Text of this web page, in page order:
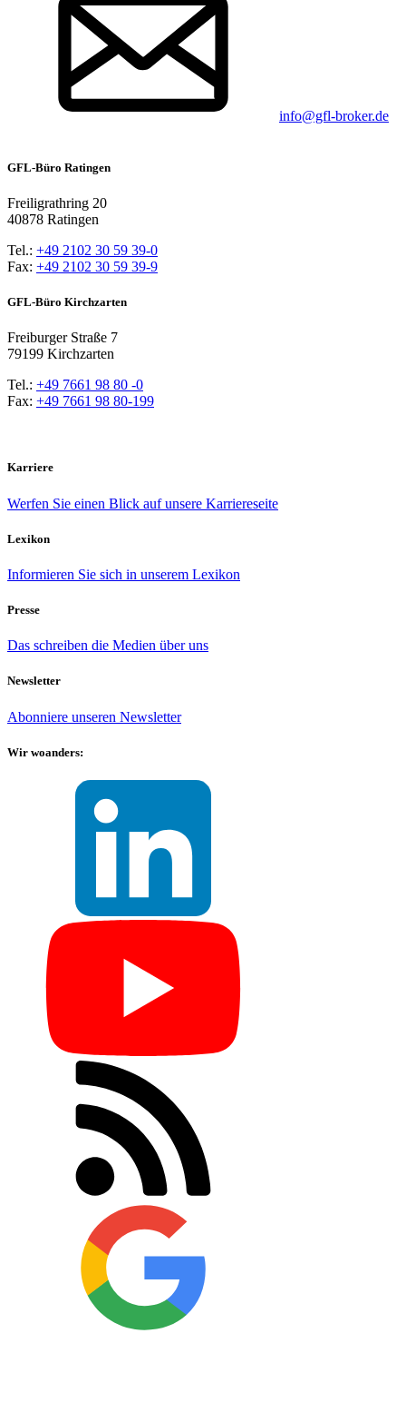
info@gfl-broker.de
GFL-Büro Ratingen
Freiligrathring 20
40878 Ratingen
Tel.: +49 2102 30 59 39-0
Fax: +49 2102 30 59 39-9
GFL-Büro Kirchzarten
Freiburger Straße 7
79199 Kirchzarten
Tel.: +49 7661 98 80 -0
Fax: +49 7661 98 80-199
Karriere
Werfen Sie einen Blick auf unsere Karriereseite
Lexikon
Informieren Sie sich in unserem Lexikon
Presse
Das schreiben die Medien über uns
Newsletter
Abonniere unseren Newsletter
Wir woanders: